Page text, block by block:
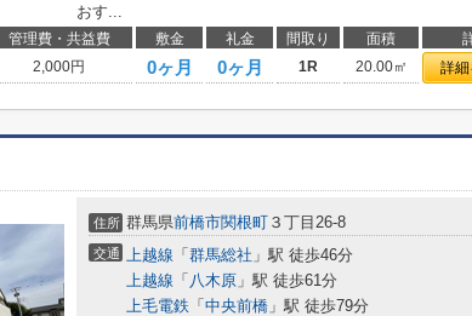
おす...
管理費・共益費 敷金 礼金 間取り 面積
2,000円 0ヶ月 0ヶ月 1R 20.00㎡ 詳
住所 群馬県前橋市関根町 ３丁目26-8
交通 上越線 「 群馬総社 」駅 徒歩46分
上越線 「 八木原 」駅 徒歩61分
上毛電鉄 「 中央前橋 」駅 徒歩79分